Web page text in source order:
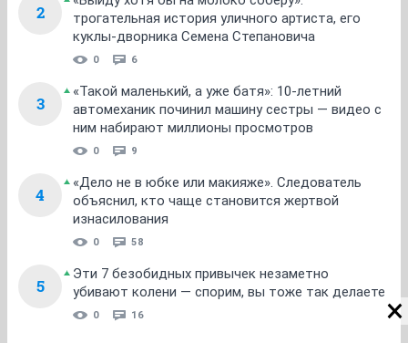
2
трогательная история уличного артиста, его
куклы-дворника Семена Степановича
0 6
3
«Такой маленький, а уже батя»: 10-летний
автомеханик починил машину сестры — видео с
ним набирают миллионы просмотров
0 9
4
«Дело не в юбке или макияже». Следователь
объяснил, кто чаще становится жертвой
изнасилования
0 58
5
Эти 7 безобидных привычек незаметно
убивают колени — спорим, вы тоже так делаете
0 16